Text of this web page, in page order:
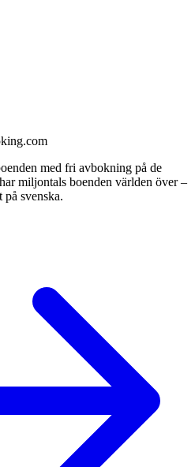
med fri avbokning på de
miljontals boenden världen över –
på svenska.